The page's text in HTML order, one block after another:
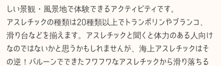
しい景観・風景地で体験できるアクティビティです。
アスレチックの種類は20種類以上でトランポリンやブランコ、
滑り台などを揃えます。アスレチックと聞くと体力のある人向け
なのではないかと思うかもしれませんが、海上アスレチックはそ
の逆！バルーンでできたフワフワなアスレチックから滑り落ちる